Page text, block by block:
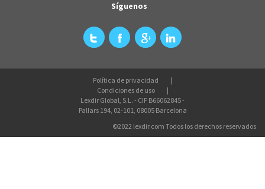
Síguenos
Política de privacidad
Condiciones de uso
Lexdir Global, S.L. - CIF B66062845 -
Pallars 194, 02-101, 08005 Barcelona
©2022 lexdir.com Todos los derechos reservados